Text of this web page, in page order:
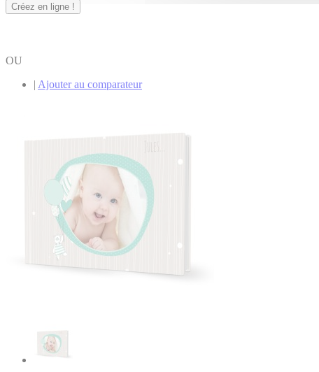
Créez en ligne !
OU
| Ajouter au comparateur